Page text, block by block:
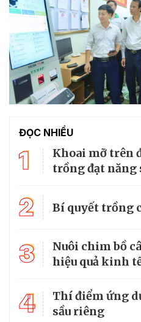
ĐỌC NHIỀU
1
Khoai mỡ trên
trồng đạt năng
2 Bí quyết trồng
3
Nuôi chim bồ
hiệu quả kinh
4
Thí điểm ứng
sầu riêng